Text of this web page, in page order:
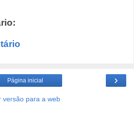
›
Página inicial
versão para a web